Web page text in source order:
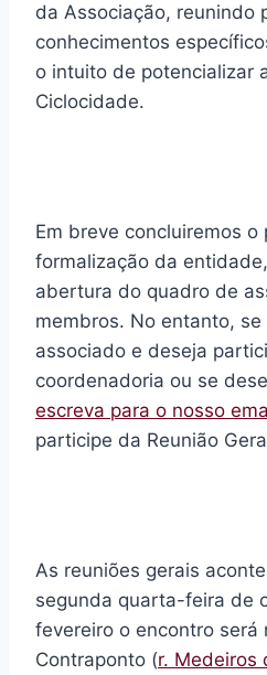
da Associação, reunindo
conhecimentos
o intuito de potencializar
Ciclocidade.
Em breve concluiremos o
formalização da
abertura do quadro de
membros. No entanto,
associado e deseja
coordenadoria ou se
escreva para o nosso
participe da Reunião
As reuniões gerais
segunda quarta-feira de
fevereiro o encontro será
Contraponto (r. Medeiros